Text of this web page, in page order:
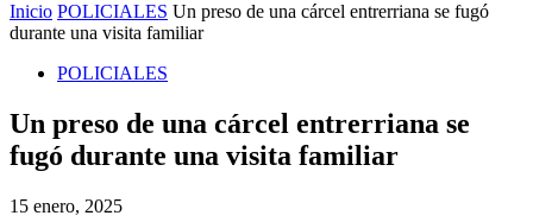
Inicio POLICIALES Un preso de una cárcel entrerriana se fugó
durante una visita familiar
POLICIALES
Un preso de una cárcel entrerriana se
fugó durante una visita familiar
15 enero, 2025